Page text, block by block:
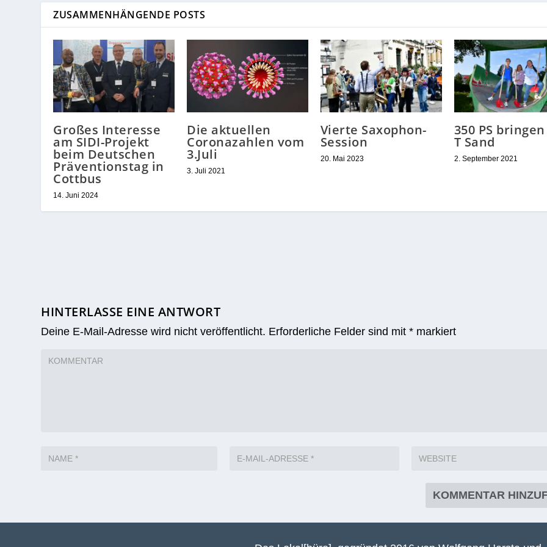
ZUSAMMENHÄNGENDE POSTS
Großes Interesse
am SIDI-Projekt
beim Deutschen
Präventionstag in
Cottbus
14. Juni 2024
Die aktuellen
Coronazahlen vom
3.Juli
3. Juli 2021
Vierte Saxophon-
Session
20. Mai 2023
350 PS
T Sand
2. September 2021
HINTERLASSE EINE ANTWORT
Deine E-Mail-Adresse wird nicht veröffentlicht. Erforderliche Felder sind mit* markiert